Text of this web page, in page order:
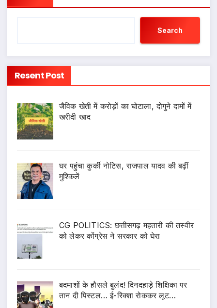
Search
Resent Post
जैविक खेती में करोड़ों का घोटाला, दोगुने दामों में
खरीदी खाद
घर पहुंचा कुर्की नोटिस, राजपाल यादव की बढ़ीं
मुश्किलें
CG POLITICS: छत्तीसगढ़ महतारी की तस्वीर
को लेकर कोंग्रेस ने सरकार को घेरा
बदमाशों के हौसले बुलंद! दिनदहाड़े शिक्षिका पर
तान दी पिस्टल… ई-रिक्शा रोककर लूट…